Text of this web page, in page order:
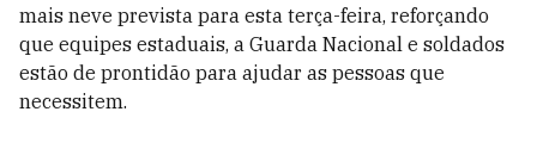
mais neve prevista para esta terça-feira, reforçando
que equipes estaduais, a Guarda Nacional e soldados
estão de prontidão para ajudar as pessoas que
necessitem.